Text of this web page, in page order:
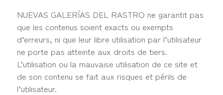
NUEVAS GALERÍAS DEL RASTRO ne garantit pas
que les contenus soient exacts ou exempts
d’erreurs, ni que leur libre utilisation par l’utilisateur
ne porte pas atteinte aux droits de tiers.
L’utilisation ou la mauvaise utilisation de ce site et
de son contenu se fait aux risques et périls de
l’utilisateur.